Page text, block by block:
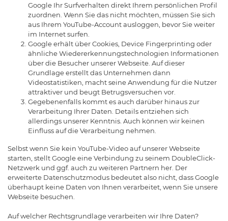
Google Ihr Surfverhalten direkt Ihrem persönlichen Profil
zuordnen. Wenn Sie das nicht möchten, müssen Sie sich
aus Ihrem YouTube-Account ausloggen, bevor Sie weiter
im Internet surfen.
Google erhält über Cookies, Device Fingerprinting oder
ähnliche Wiedererkennungstechnologien Informationen
über die Besucher unserer Webseite. Auf dieser
Grundlage erstellt das Unternehmen dann
Videostatistiken, macht seine Anwendung für die Nutzer
attraktiver und beugt Betrugsversuchen vor.
Gegebenenfalls kommt es auch darüber hinaus zur
Verarbeitung Ihrer Daten. Details entziehen sich
allerdings unserer Kenntnis. Auch können wir keinen
Einfluss auf die Verarbeitung nehmen.
Selbst wenn Sie kein YouTube-Video auf unserer Webseite
starten, stellt Google eine Verbindung zu seinem DoubleClick-
Netzwerk und ggf. auch zu weiteren Partnern her. Der
erweiterte Datenschutzmodus bedeutet also nicht, dass Google
überhaupt keine Daten von Ihnen verarbeitet, wenn Sie unsere
Webseite besuchen.
Auf welcher Rechtsgrundlage verarbeiten wir Ihre Daten?